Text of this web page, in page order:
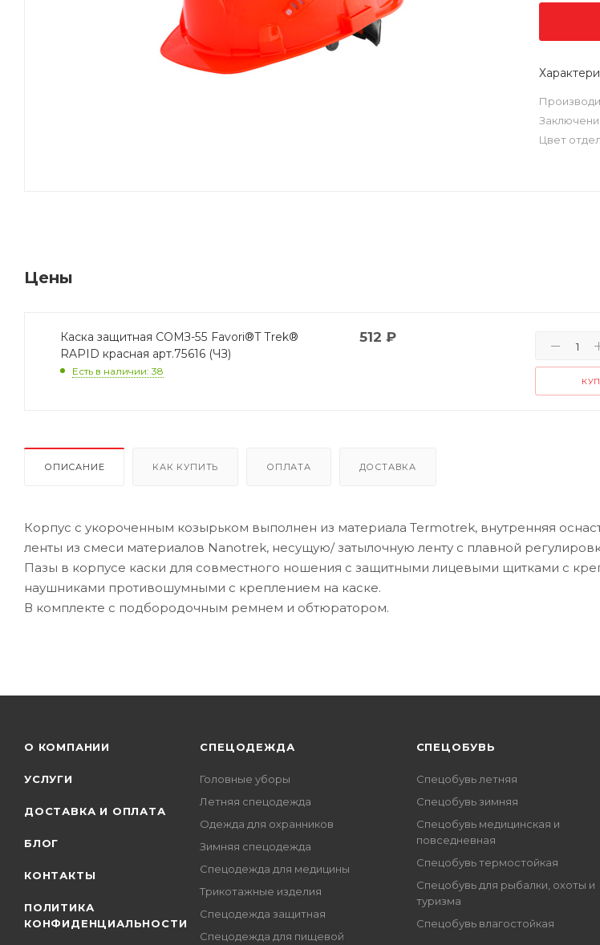
Цвет
Цены
Каска защитная СОМЗ-55 Favori®Т Trek®
RAPID красная арт.75616 (ЧЗ)
Есть в наличии: 38
512 ₽
ОПИСАНИЕ КАК КУПИТЬ ОПЛАТА ДОСТАВКА
Корпус с укороченным козырьком выполнен из материала Termotrek, внутренняя
ленты из смеси материалов Nanotrek, несущую/ затылочную ленту с плавной
Пазы в корпусе каски для совместного ношения с защитными лицевыми щитками с
наушниками противошумными с креплением на каске.
В комплекте с подбородочным ремнем и обтюратором.
О КОМПАНИИ
УСЛУГИ
ДОСТАВКА И ОПЛАТА
БЛОГ
КОНТАКТЫ
ПОЛИТИКА
КОНФИДЕНЦИАЛЬНОСТИ
СПЕЦОДЕЖДА
Головные уборы
Летняя спецодежда
Одежда для охранников
Зимняя спецодежда
Спецодежда для медицины
Трикотажные изделия
Спецодежда защитная
Спецодежда для пищевой
CПЕЦОБУВЬ
Спецобувь летняя
Спецобувь зимняя
Спецобувь медицинская и
повседневная
Спецобувь термостойкая
Спецобувь для рыбалки, охоты и
туризма
Спецобувь влагостойкая